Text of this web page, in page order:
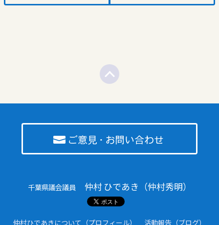
千葉県議会議員 仲村 ひであき（仲村秀明）
仲村ひであきについて（プロフィール） 活動報告（ブログ）